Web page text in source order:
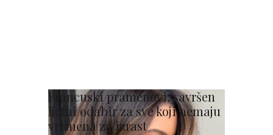
Francuski pramenovi: savršen
ljetni odabir za sve koji nemaju
vremena za izrast